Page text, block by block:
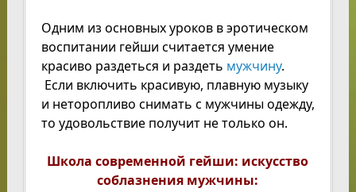
Одним из основных уроков в эротическом
воспитании гейши считается умение
красиво раздеться и раздеть мужчину.
Если включить красивую, плавную музыку
и неторопливо снимать с мужчины одежду,
то удовольствие получит не только он.
Школа современной гейши: искусство
соблазнения мужчины: